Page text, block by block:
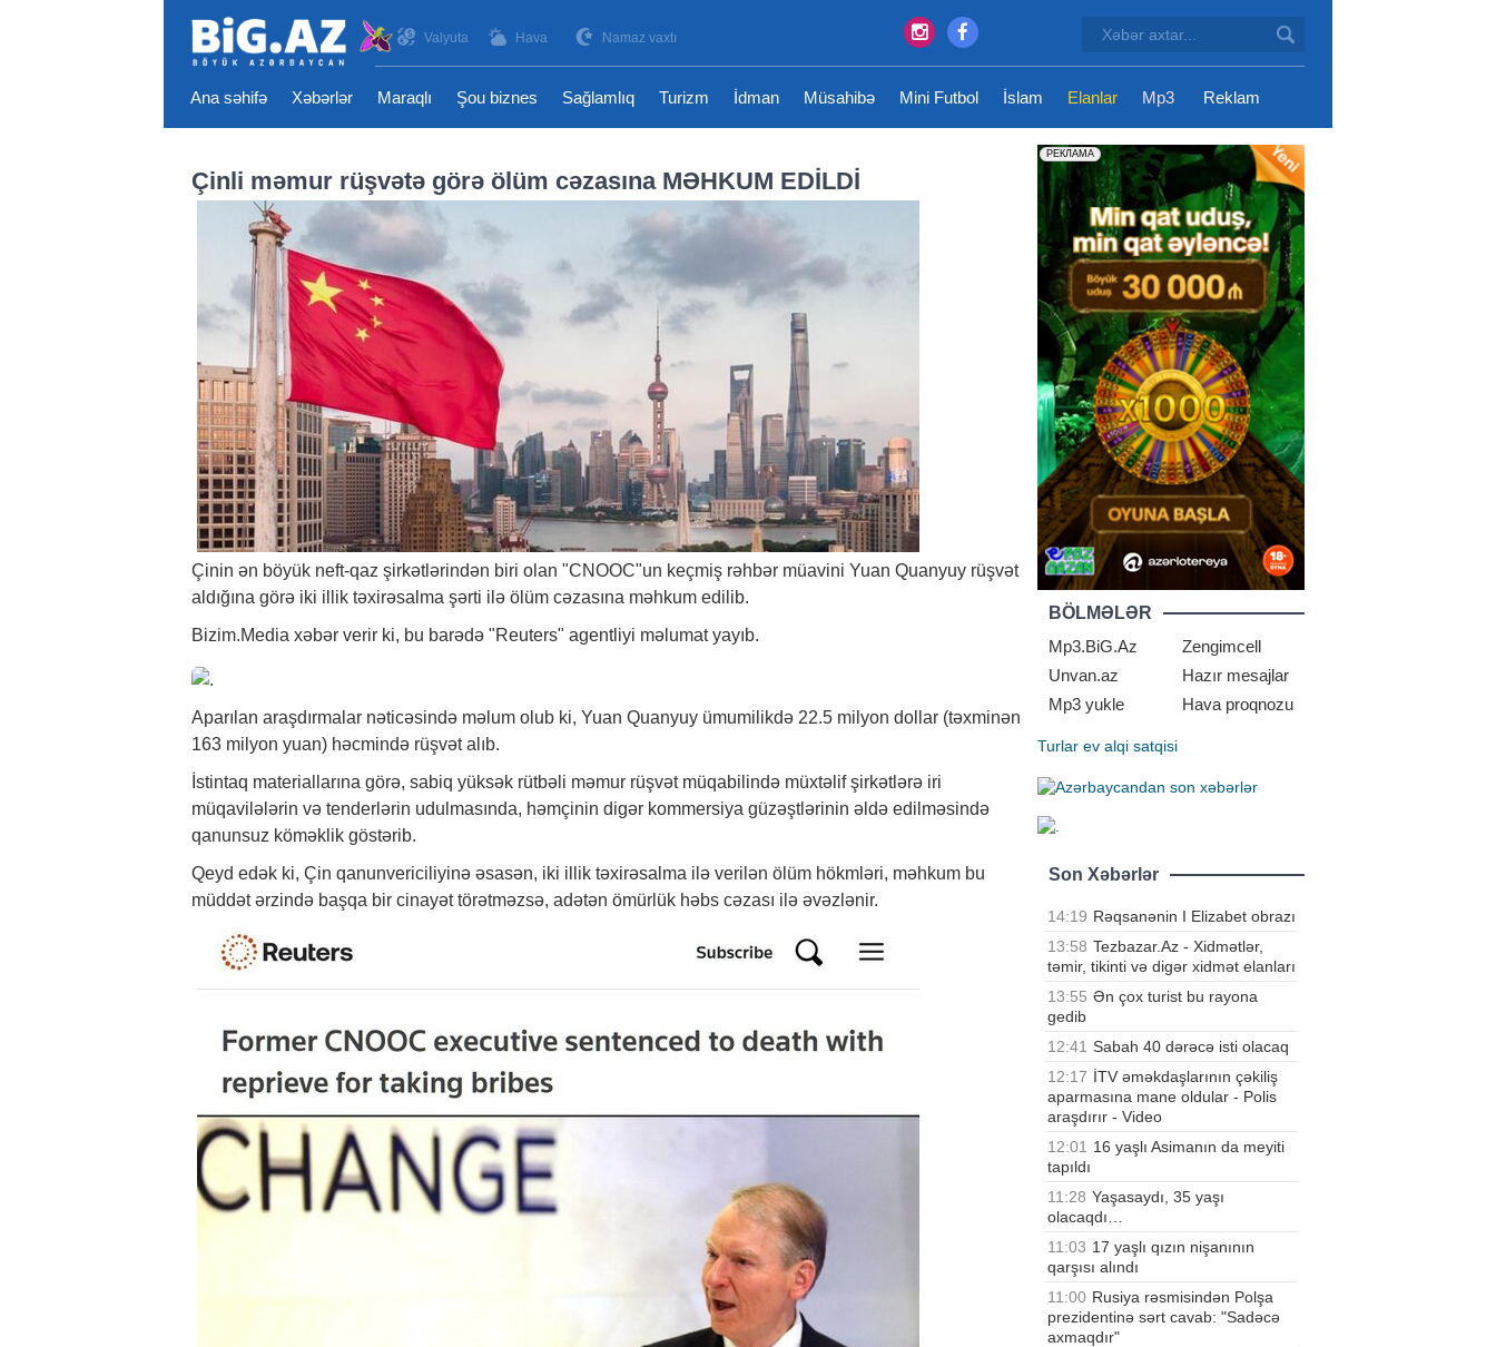
Valyuta Hava Namaz vaxtı
Ana səhifə Xəbərlər Maraqlı Şou biznes Sağlamlıq Turizm İdman Müsahibə Mini Futbol İslam Elanlar Mp3 Reklam
Çinli məmur rüşvətə görə ölüm cəzasına MƏHKUM EDİLDİ
Çinin ən böyük neft-qaz şirkətlərindən biri olan "CNOOC"un keçmiş rəhbər müavini Yuan Quanyuy rüşvət
aldığına görə iki illik təxirəsalma şərti ilə ölüm cəzasına məhkum edilib.
Bizim.Media xəbər verir ki, bu barədə "Reuters" agentliyi məlumat yayıb.
Aparılan araşdırmalar nəticəsində məlum olub ki, Yuan Quanyuy ümumilikdə 22.5 milyon dollar (təxminən
163 milyon yuan) həcmində rüşvət alıb.
İstintaq materiallarına görə, sabiq yüksək rütbəli məmur rüşvət müqabilində müxtəlif şirkətlərə iri
müqavilələrin və tenderlərin udulmasında, həmçinin digər kommersiya güzəştlərinin əldə edilməsində
qanunsuz köməklik göstərib.
Qeyd edək ki, Çin qanunvericiliyinə əsasən, iki illik təxirəsalma ilə verilən ölüm hökmləri, məhkum bu
müddət ərzində başqa bir cinayət törətməzsə, adətən ömürlük həbs cəzası ilə əvəzlənir.
BÖLMƏLƏR
Mp3.BiG.Az
Zengimcell
Unvan.az
Hazır mesajlar
Mp3 yukle
Hava proqnozu
Turlar ev alqi satqisi
Son Xəbərlər
14:19 Rəqsanənin I Elizabet obrazı
13:58 Tezbazar.Az - Xidmətlər,
təmir, tikinti və digər xidmət elanları
13:55 Ən çox turist bu rayona
gedib
12:41 Sabah 40 dərəcə isti olacaq
12:17 İTV əməkdaşlarının çəkiliş
aparmasına mane oldular - Polis
araşdırır - Video
12:01 16 yaşlı Asimanın da meyiti
tapıldı
11:28 Yaşasaydı, 35 yaşı
olacaqdı…
11:03 17 yaşlı qızın nişanının
qarşısı alındı
11:00 Rusiya rəsmisindən Polşa
prezidentinə sərt cavab: "Sadəcə
axmaqdır"